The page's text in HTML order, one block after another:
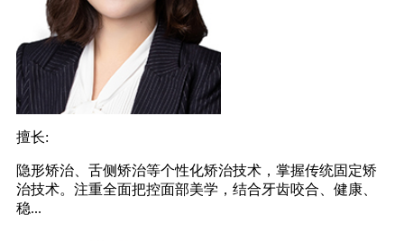
擅长:
隐形矫治、舌侧矫治等个性化矫治技术，掌握传统固定矫
治技术。注重全面把控面部美学，结合牙齿咬合、健康、
稳...